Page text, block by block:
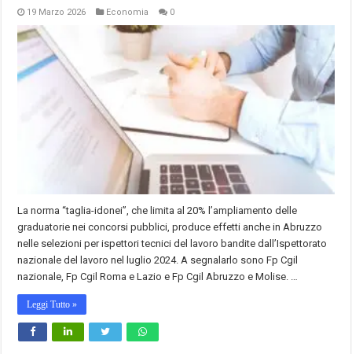
19 Marzo 2026 Economia 0
La norma “taglia-idonei”, che limita al 20% l’ampliamento delle
graduatorie nei concorsi pubblici, produce effetti anche in Abruzzo
nelle selezioni per ispettori tecnici del lavoro bandite dall’Ispettorato
nazionale del lavoro nel luglio 2024. A segnalarlo sono Fp Cgil
nazionale, Fp Cgil Roma e Lazio e Fp Cgil Abruzzo e Molise. …
Leggi Tutto »